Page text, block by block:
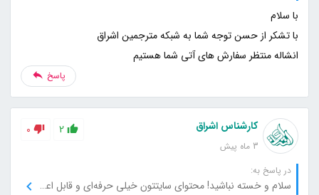
انشاله منتظر سفارش های آتی شما هستیم
پاسخ
کارشناس اشراق
3 ماه پیش
2
0
در پاسخ به:
سلام و خسته نباشید! محتوای سایتتون خیلی حرفه‌ای و قابل اعتماد بود. نکات کاربردی و جزئیات دقیقی که گفتید واقعا به کارم اومد. از نویسندگان سایت خیلی ممنونم که اینقدر دقیق و با اطلاعات کامل کار کردن.